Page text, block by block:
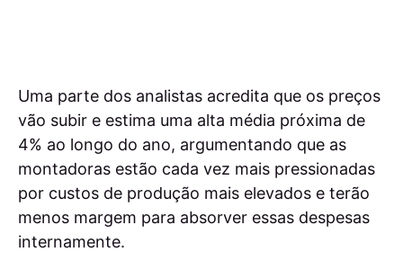
Uma parte dos analistas acredita que os preços
vão subir e estima uma alta média próxima de
4% ao longo do ano, argumentando que as
montadoras estão cada vez mais pressionadas
por custos de produção mais elevados e terão
menos margem para absorver essas despesas
internamente.